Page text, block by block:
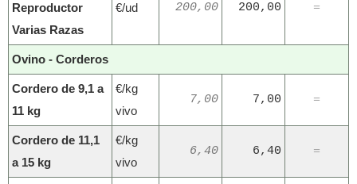
Reproductor
Varias Razas
€/ud 200,00 200,00 =
Ovino - Corderos
Cordero de 9,1 a
11 kg
€/kg
vivo
7,00 7,00 =
Cordero de 11,1
a 15 kg
€/kg
vivo
6,40 6,40 =